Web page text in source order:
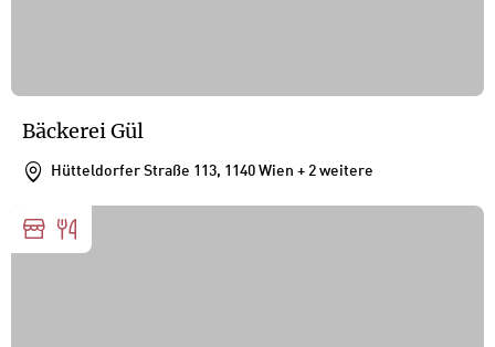
Bäckerei Gül
Hütteldorfer Straße 113, 1140 Wien + 2 weitere